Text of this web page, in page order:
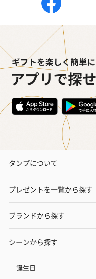
いぶりがっことチーズ
のオイル漬（981円）
タンプについて
プレゼントを一覧から探す
ブランドから探す
シーンから探す
誕生日